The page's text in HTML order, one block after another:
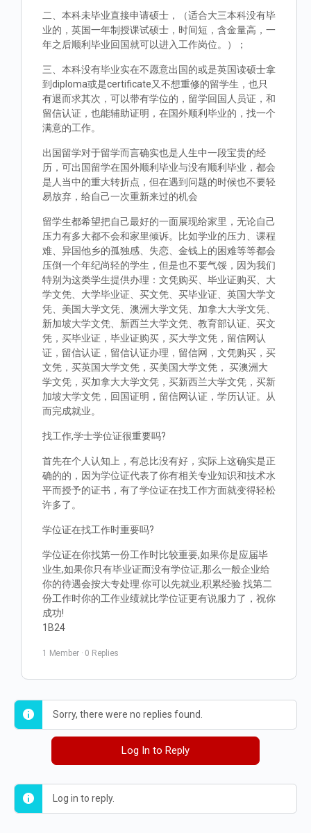
二、本科未毕业直接申请硕士，（适合大三本科没有毕
业的，英国一年制授课试硕士，时间短，含金量高，一
年之后顺利毕业回国就可以进入工作岗位。）；
三、本科没有毕业实在不愿意出国的或是英国读硕士拿
到diploma或是certificate又不想重修的留学生，也只
有退而求其次，可以带有学位的，留学回国人员证，和
留信认证，也能辅助证明，在国外顺利毕业的，找一个
满意的工作。
出国留学对于留学而言确实也是人生中一段宝贵的经
历，可出国留学在国外顺利毕业与没有顺利毕业，都会
是人当中的重大转折点，但在遇到问题的时候也不要轻
易放弃，给自己一次重新来过的机会
留学生都希望把自己最好的一面展现给家里，无论自己
压力有多大都不会和家里倾诉。比如学业的压力、课程
难、异国他乡的孤独感、失恋、金钱上的困难等等都会
压倒一个年纪尚轻的学生，但是也不要气馁，因为我们
特别为这类学生提供办理：文凭购买、毕业证购买、大
学文凭、大学毕业证、买文凭、买毕业证、英国大学文
凭、美国大学文凭、澳洲大学文凭、加拿大大学文凭、
新加坡大学文凭、新西兰大学文凭、教育部认证、买文
凭，买毕业证，毕业证购买，买大学文凭，留信网认
证，留信认证，留信认证办理，留信网，文凭购买，买
文凭，买英国大学文凭，买美国大学文凭， 买澳洲大
学文凭，买加拿大大学文凭，买新西兰大学文凭，买新
加坡大学文凭，回国证明，留信网认证，学历认证。从
而完成就业。
找工作,学士学位证很重要吗?
首先在个人认知上，有总比没有好，实际上这确实是正
确的的，因为学位证代表了你有相关专业知识和技术水
平而授予的证书，有了学位证在找工作方面就变得轻松
许多了。
学位证在找工作时重要吗?
学位证在你找第一份工作时比较重要,如果你是应届毕
业生,如果你只有毕业证而没有学位证,那么一般企业给
你的待遇会按大专处理.你可以先就业,积累经验.找第二
份工作时你的工作业绩就比学位证更有说服力了，祝你
成功!
1B24
1 Member · 0 Replies
Sorry, there were no replies found.
Log In to Reply
Log in to reply.